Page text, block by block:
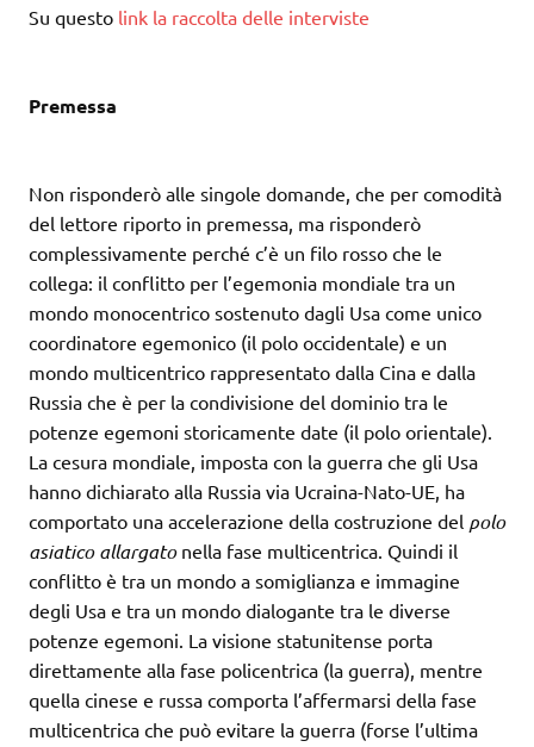
Su questo link la raccolta delle interviste
Premessa
Non risponderò alle singole domande, che per comodità
del lettore riporto in premessa, ma risponderò
complessivamente perché c’è un filo rosso che le
collega: il conflitto per l’egemonia mondiale tra un
mondo monocentrico sostenuto dagli Usa come unico
coordinatore egemonico (il polo occidentale) e un
mondo multicentrico rappresentato dalla Cina e dalla
Russia che è per la condivisione del dominio tra le
potenze egemoni storicamente date (il polo orientale).
La cesura mondiale, imposta con la guerra che gli Usa
hanno dichiarato alla Russia via Ucraina-Nato-UE, ha
comportato una accelerazione della costruzione del polo
asiatico allargatonella fase multicentrica. Quindi il
conflitto è tra un mondo a somiglianza e immagine
degli Usa e tra un mondo dialogante tra le diverse
potenze egemoni. La visione statunitense porta
direttamente alla fase policentrica (la guerra), mentre
quella cinese e russa comporta l’affermarsi della fase
multicentrica che può evitare la guerra (forse l’ultima